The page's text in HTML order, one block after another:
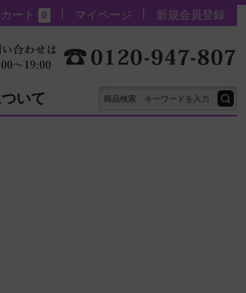
カート 0 マイページ 新規会員登録
いて